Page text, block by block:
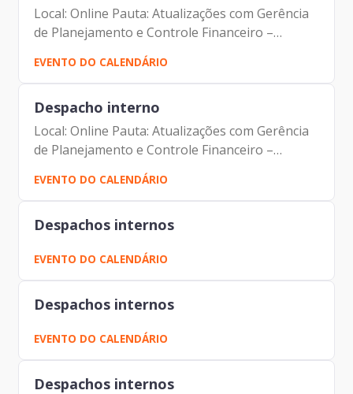
Local: Online Pauta: Atualizações com Gerência
de Planejamento e Controle Financeiro –
GFP/Prodam Participantes: Johann Nogueira
Dantas Fernando Josenias V Nascimento
Alexandre Gedanken
EVENTO DO CALENDÁRIO
Despacho interno
Local: Online Pauta: Atualizações com Gerência
de Planejamento e Controle Financeiro –
GFP/Prodam Participantes: Johann Nogueira
Dantas Fernando Josenias V Nascimento
Alexandre Gedanken
EVENTO DO CALENDÁRIO
Despachos internos
EVENTO DO CALENDÁRIO
Despachos internos
EVENTO DO CALENDÁRIO
Despachos internos